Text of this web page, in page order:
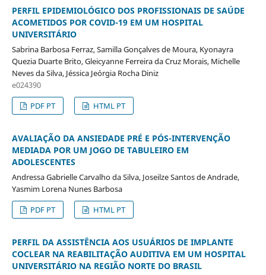
PERFIL EPIDEMIOLÓGICO DOS PROFISSIONAIS DE SAÚDE
ACOMETIDOS POR COVID-19 EM UM HOSPITAL
UNIVERSITÁRIO
Sabrina Barbosa Ferraz, Samilla Gonçalves de Moura, Kyonayra
Quezia Duarte Brito, Gleicyanne Ferreira da Cruz Morais, Michelle
Neves da Silva, Jéssica Jeórgia Rocha Diniz
e024390
PDF PT
HTML PT
AVALIAÇÃO DA ANSIEDADE PRÉ E PÓS-INTERVENÇÃO
MEDIADA POR UM JOGO DE TABULEIRO EM
ADOLESCENTES
Andressa Gabrielle Carvalho da Silva, Joseilze Santos de Andrade,
Yasmim Lorena Nunes Barbosa
PDF PT
HTML PT
PERFIL DA ASSISTÊNCIA AOS USUÁRIOS DE IMPLANTE
COCLEAR NA REABILITAÇÃO AUDITIVA EM UM HOSPITAL
UNIVERSITÁRIO NA REGIÃO NORTE DO BRASIL